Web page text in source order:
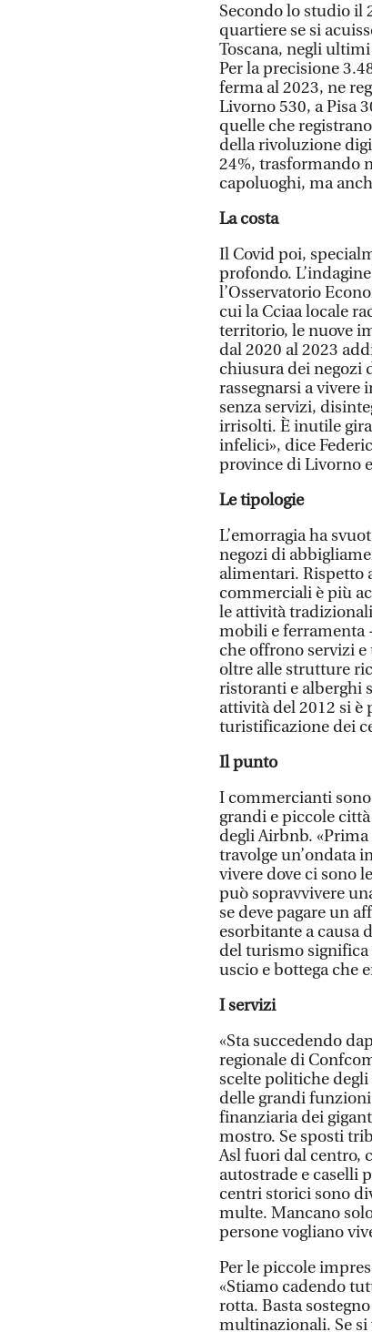
Secondo lo studio il
quartiere se si
Toscana, negli
Per la precisione
ferma al 2023, ne
Livorno 530, a Pisa
quelle che
della rivoluzione
24%, trasformando
capoluoghi, ma
La costa
Il Covid poi,
profondo.
l’Osservatorio
cui la Cciaa locale
territorio, le nuove
dal 2020 al 2023
chiusura dei negozi
rassegnarsi a
senza servizi,
irrisolti. È inutile
infelici», dice
province di Livorno
Le tipologie
L’emorragia ha
negozi di
alimentari. Rispetto
commerciali è più
le attività
mobili e ferramenta
che offrono servizi e
oltre alle strutture
ristoranti e alberghi
attività del 2012 si è
turistificazione dei
Il punto
I commercianti
grandi e piccole
degli Airbnb. «Prima
travolge un’ondata
vivere dove ci sono
può sopravvivere
se deve pagare un
esorbitante a causa
del turismo
uscio e bottega che
I servizi
«Sta succedendo
regionale di
scelte politiche
delle grandi
finanziaria dei
mostro. Se sposti
Asl fuori dal centro,
autostrade e caselli
centri storici sono
multe. Mancano
persone vogliano
Per le piccole
«Stiamo cadendo
rotta. Basta
multinazionali. Se